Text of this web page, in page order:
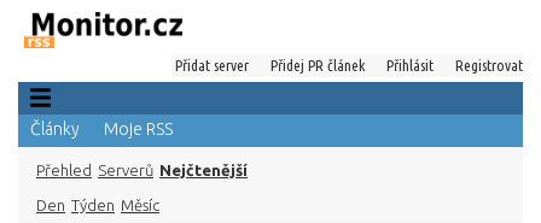
Přidat server Přidej PR článek Přihlásit Registrovat
Články Moje RSS
Přehled Serverů Nejčtenější
Den Týden Měsíc